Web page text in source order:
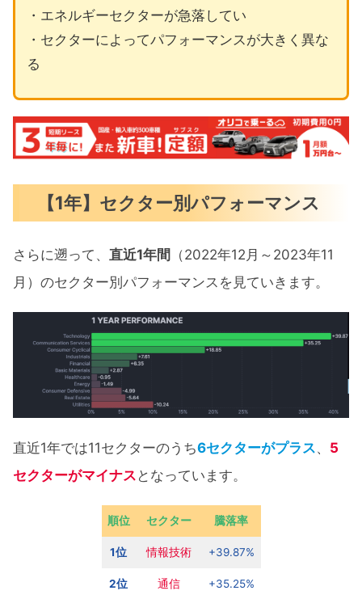
・エネルギーセクターが急落してい
・セクターによってパフォーマンスが大きく異な
る
【1年】セクター別パフォーマンス
さらに遡って、 直近1年間 （2022年12月～2023年11
月）のセクター別パフォーマンスを見ていきます。
直近1年では11セクターのうち6セクターがプラス、 5
セクターがマイナス となっています。
順位 セクター 騰落率
1位 情報技術 +39.87%
2位 通信 +35.25%